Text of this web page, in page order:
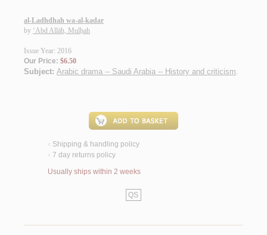
al-Ladhdhah wa-al-kadar
by ‘Abd Allāh, Mulḥah
Issue Year: 2016
Our Price: $6.50
Subject: Arabic drama -- Saudi Arabia -- History and criticism.
< Shipping & handling policy
< 7 day returns policy
Usually ships within 2 weeks
QS